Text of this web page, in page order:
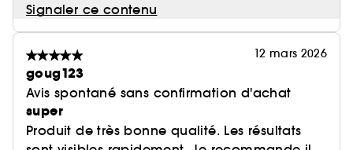
Signaler ce contenu
12 mars 2026
goug123
Avis spontané sans confirmation d'achat
super
Produit de très bonne qualité. Les résultats